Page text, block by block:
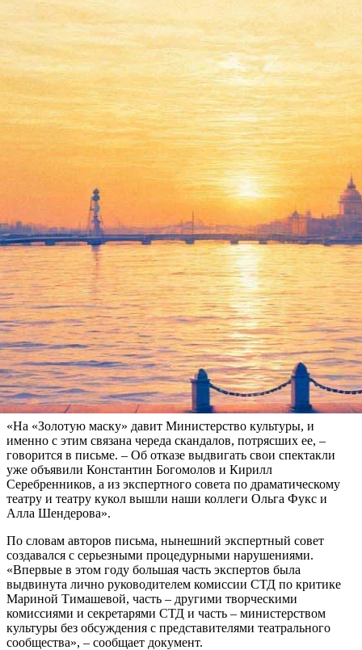
Российские театральные
критики требуют роспуска
экспертного совета «Золотой
маски»
Версия для печати
93 театральных критика из 12 городов страны направили
председателю Союза театральных деятелей РФ Александру
Калягину письмо, в котором требуют распуститьэкспертный
совет«Золотой маски», который должен был оценить
театральные постановки сезона 2015-2016 годов, начав работу
после вручения «Масок» за прошлый сезон, а грядущем
апреле. Авторы письма (полный текст письма читайтездесь)
убеждены, что причина конфликтной ситуации вокруг
фестиваля и премии «Золотая маска» связана с давлением
Минкультуры.
«На «Золотую маску» давит Министерство культуры, и
именно с этим связана череда скандалов, потрясших ее, –
говорится в письме. – Об отказе выдвигать свои спектакли
уже объявили Константин Богомолов и Кирилл
Серебренников, а из экспертного совета по драматическому
театру и театру кукол вышли наши коллеги Ольга Фукс и
Алла Шендерова».
По словам авторов письма, нынешний экспертный совет
создавался с серьезными процедурными нарушениями.
«Впервые в этом году большая часть экспертов была
выдвинута лично руководителем комиссии СТД по критике
Мариной Тимашевой, часть – другими творческими
комиссиями и секретарями СТД и часть – министерством
культуры без обсуждения с представителями театрального
сообщества», – сообщает документ.